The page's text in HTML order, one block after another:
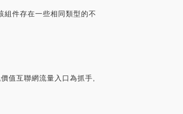
件存在一些相同類型的不
值互聯網流量入口為抓手,